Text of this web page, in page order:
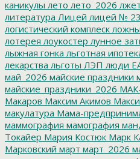
каникулы лето лето_2026
литература Лицей лицей № 23
логистический комплеск
лотерея лоукостер лунное
лыжная гонка льготная
лекарства льготы ЛЭП люди
май_2026 майские праздники
майские_праздники_2026
Макаров Максим Акимов
макулатура Мама-
маммография мамография
Токайер Мария Костюк Марк
Марковский март март_2026